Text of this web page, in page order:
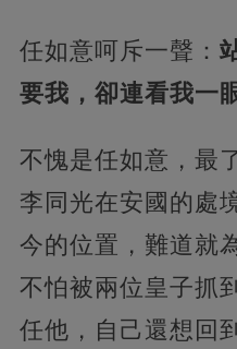
任如意呵斥一聲：
要我，卻連看我一
不愧是任如意，最
李同光在安國的處
今的位置，難道就
不怕被兩位皇子抓
任他，自己還想回